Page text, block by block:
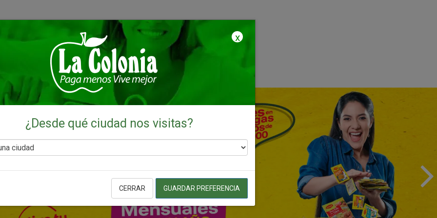
x
¿Desde qué ciudad nos visitas?
CERRAR GUARDAR PREFERENCIA